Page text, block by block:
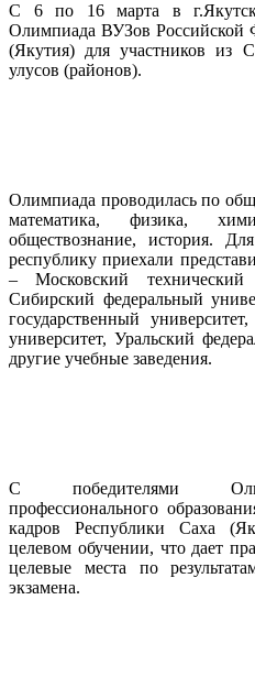
С 6 по 16 марта в
Олимпиада ВУЗов Российской
(Якутия) для участников из
улусов (районов).
Олимпиада проводилась по
математика, физика,
обществознание, история.
республику приехали
– Московский
Сибирский федеральный
государственный
университет, Уральский
другие учебные заведения.
С победителями
профессионального
кадров Республики Саха
целевом обучении, что дает
целевые места по
экзамена.